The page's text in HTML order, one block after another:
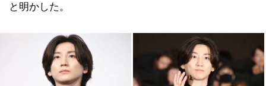
と明かした。